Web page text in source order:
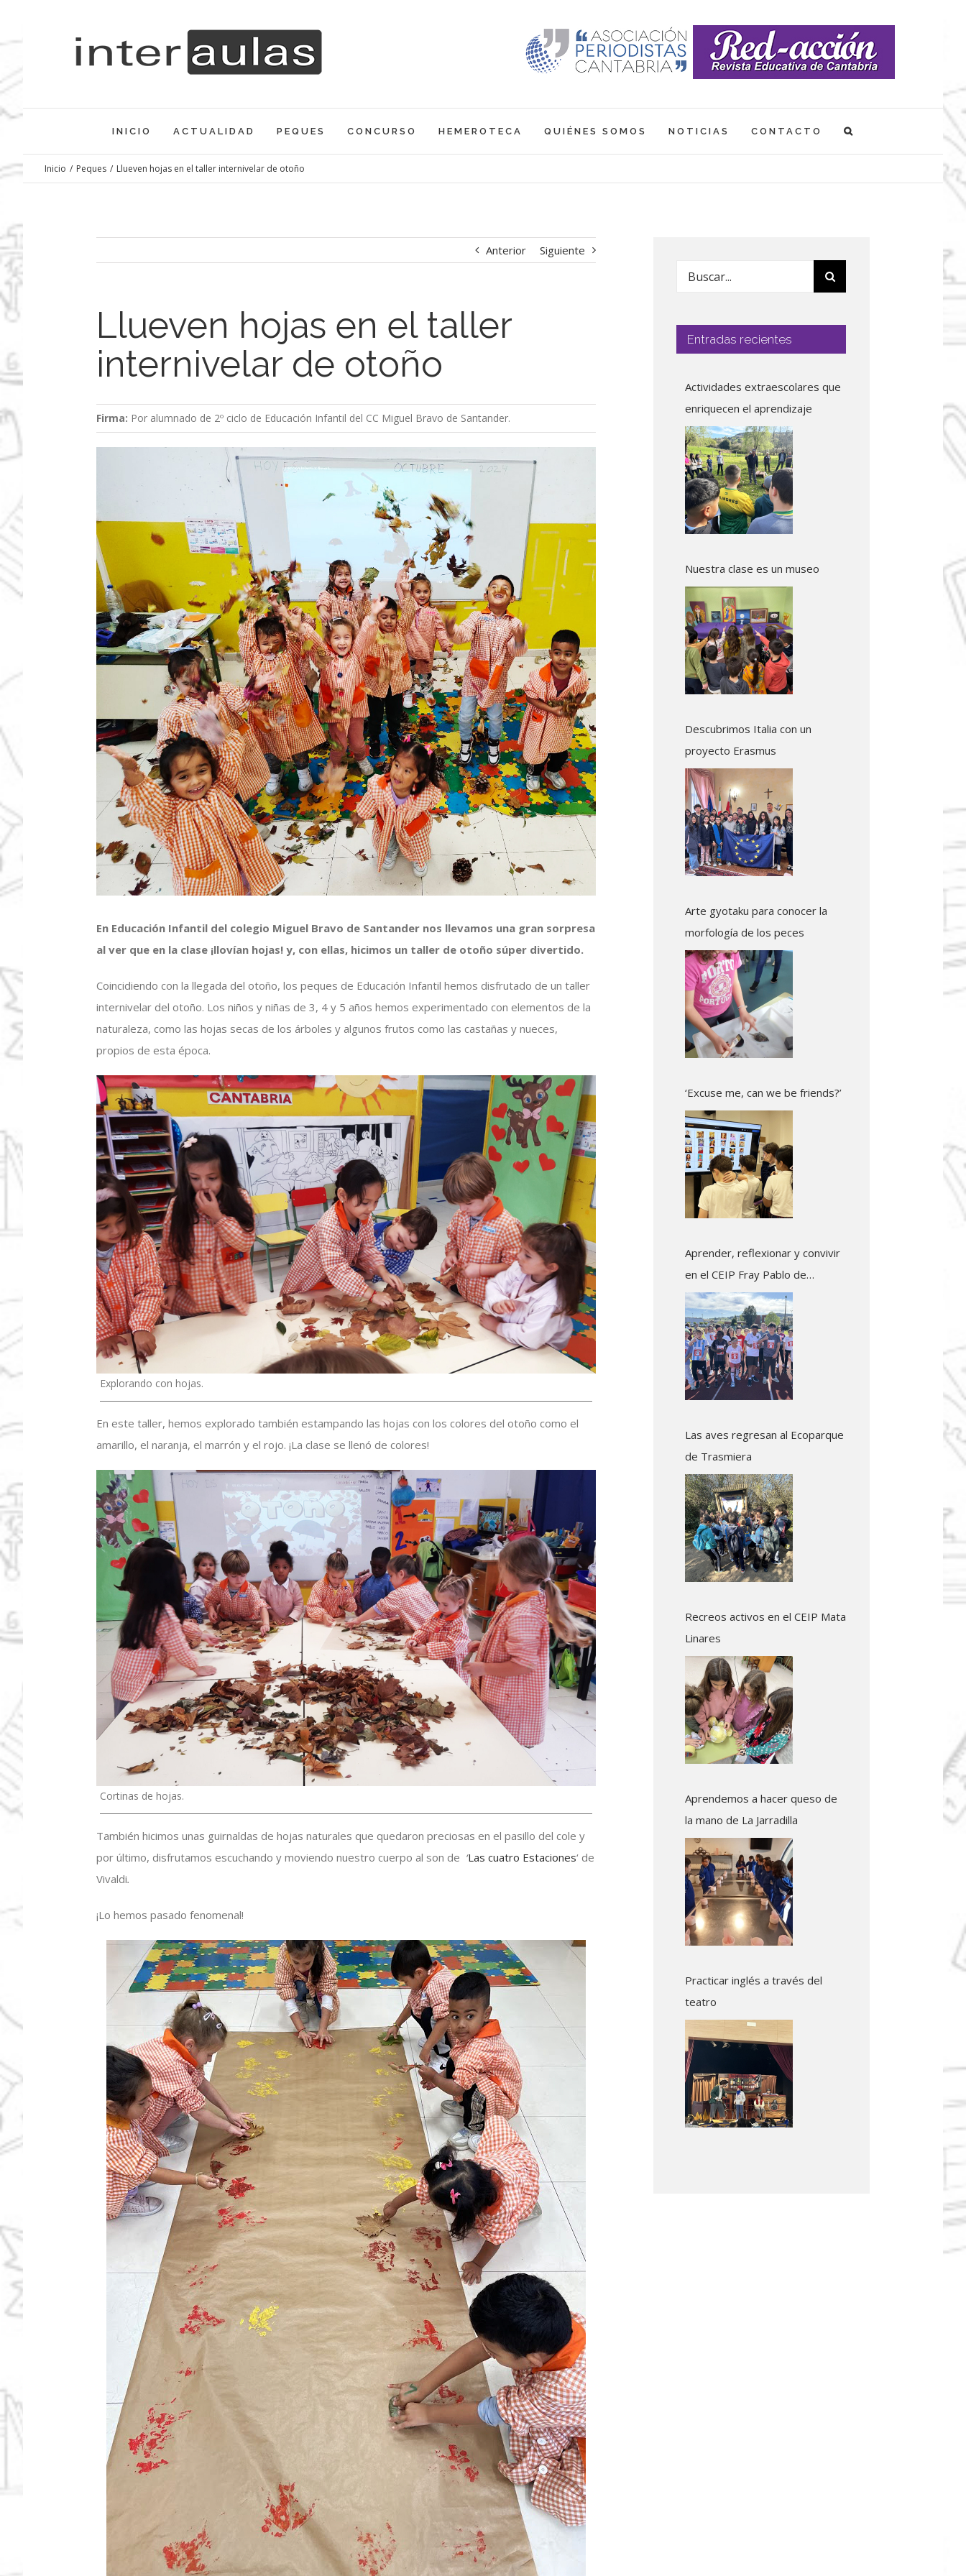
INICIO ACTUALIDAD PEQUES CONCURSO HEMEROTECA QUIÉNES SOMOS NOTICIAS CONTACTO
Inicio / Peques / Llueven hojas en el taller internivelar de otoño
Anterior Siguiente
Llueven hojas en el taller
internivelar de otoño
Firma: Por alumnado de 2º ciclo de Educación Infantil del CC Miguel Bravo de Santander.
grande
En Educación Infantil del colegio Miguel Bravo de Santander nos llevamos una gran sorpresa
al ver que en la clase ¡llovían hojas! y, con ellas, hicimos un taller de otoño súper divertido.
Coincidiendo con la llegada del otoño, los peques de Educación Infantil hemos disfrutado de un taller
internivelar del otoño. Los niños y niñas de 3, 4 y 5 años hemos experimentado con elementos de la
naturaleza, como las hojas secas de los árboles y algunos frutos como las castañas y nueces,
propios de esta época.
Explorando con hojas.
En este taller, hemos explorado también estampando las hojas con los colores del otoño como el
amarillo, el naranja, el marrón y el rojo. ¡La clase se llenó de colores!
Cortinas de hojas.
También hicimos unas guirnaldas de hojas naturales que quedaron preciosas en el pasillo del cole y
por último, disfrutamos escuchando y moviendo nuestro cuerpo al son de ‘Las cuatro Estaciones‘ de
Vivaldi.
¡Lo hemos pasado fenomenal!
Buscar:
Entradas recientes
Actividades extraescolares que
enriquecen el aprendizaje
Nuestra clase es un museo
Descubrimos Italia con un
proyecto Erasmus
Arte gyotaku para conocer la
morfología de los peces
‘Excuse me, can we be friends?’
Aprender, reflexionar y convivir
en el CEIP Fray Pablo de
Colindres
Las aves regresan al Ecoparque
de Trasmiera
Recreos activos en el CEIP Mata
Linares
Aprendemos a hacer queso de
la mano de La Jarradilla
Practicar inglés a través del
teatro